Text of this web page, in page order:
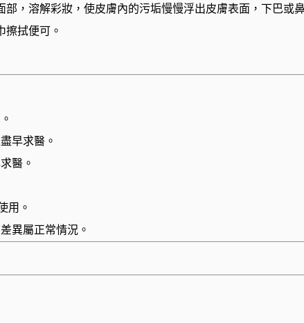
，溶解彩妝，使皮膚內的污垢慢慢浮出皮膚表面，下巴或
拭便可。
早求醫。
醫。
用。
異屬正常情況。